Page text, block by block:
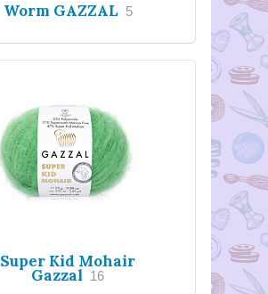
Worm GAZZAL 5
Super Kid Mohair
Gazzal 16